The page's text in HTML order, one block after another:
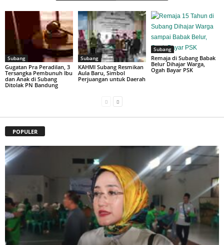
Subang
Gugatan Pra Peradilan, 3
Tersangka Pembunuh Ibu
dan Anak di Subang
Ditolak PN Bandung
Subang
KAHMI Subang Resmikan
Aula Baru, Simbol
Perjuangan untuk Daerah
Subang
Remaja di Subang Babak
Belur Dihajar Warga,
Ogah Bayar PSK
POPULER